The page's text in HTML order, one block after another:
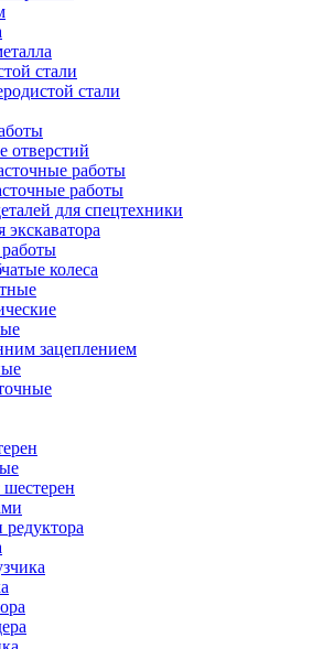
стали
стали
отверстий
работы
работы
для спецтехники
колеса
зацеплением